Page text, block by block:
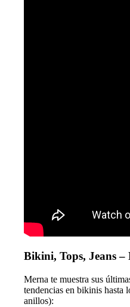
Bikini, Tops, Jeans
Merna te muestra sus
tendencias en bikinis hasta
anillos):